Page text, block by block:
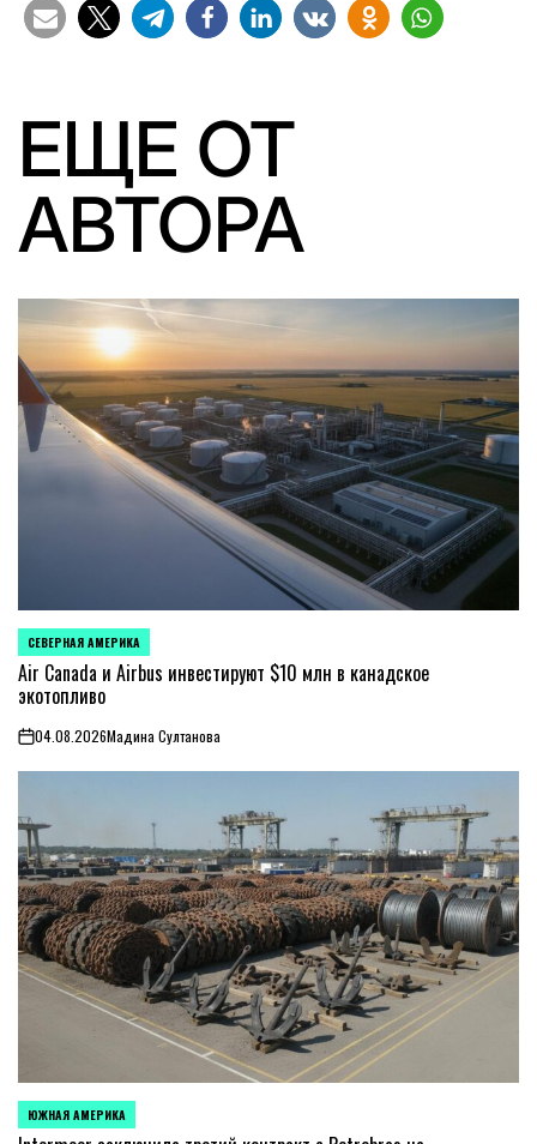
ЕЩЕ ОТ
АВТОРА
ОПУБЛИКОВАНО
В
СЕВЕРНАЯ АМЕРИКА
Air Canada и Airbus инвестируют $10 млн в канадское
экотопливо
on04.08.2026Мадина Султанова
ОПУБЛИКОВАНО
В
ЮЖНАЯ АМЕРИКА